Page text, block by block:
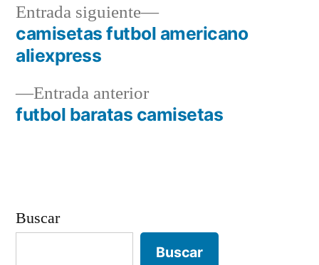
Navegación
entradas
Entrada anteriorEntrada
anterior:
futbol baratas camisetas
Entrada siguiente
Entrada
siguiente:
camisetas futbol americano
aliexpress
Buscar
Buscar